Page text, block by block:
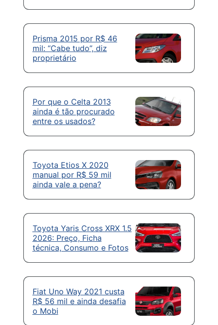
Prisma 2015 por R$ 46
mil: “Cabe tudo”, diz
proprietário
Por que o Celta 2013
ainda é tão procurado
entre os usados?
Toyota Etios X 2020
manual por R$ 59 mil
ainda vale a pena?
Toyota Yaris Cross XRX 1.5
2026: Preço, Ficha
técnica, Consumo e Fotos
Fiat Uno Way 2021 custa
R$ 56 mil e ainda desafia
o Mobi